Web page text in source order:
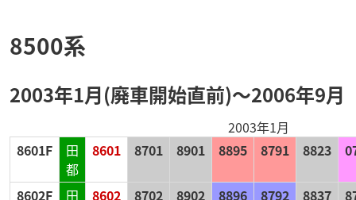
8500系
2003年1月(廃車開始直前)～2006年9月
2003年1月
8601F
田
都
8601 8701 8901 8895 8791 8823
8602F
田
8602 8702 8902 8896 8792 8837